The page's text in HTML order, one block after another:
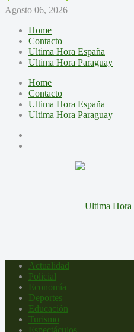
Agosto 06, 2026
Home
Contacto
Ultima Hora España
Ultima Hora Paraguay
Home
Contacto
Ultima Hora España
Ultima Hora Paraguay
Actualidad
Policial
Economía
Deportes
Educación
Turismo
Espectáculos